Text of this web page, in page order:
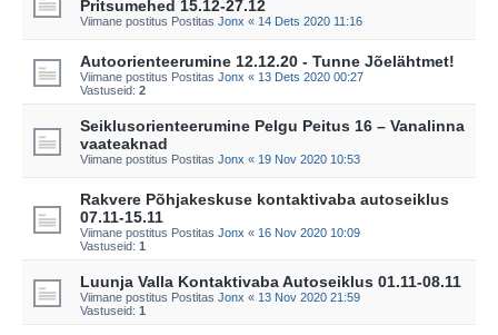
Pritsumehed 15.12-27.12
Viimane postitus Postitas Jonx « 14 Dets 2020 11:16
Autoorienteerumine 12.12.20 - Tunne Jõelähtmet!
Viimane postitus Postitas Jonx « 13 Dets 2020 00:27
Vastuseid: 2
Seiklusorienteerumine Pelgu Peitus 16 – Vanalinna
vaateaknad
Viimane postitus Postitas Jonx « 19 Nov 2020 10:53
Rakvere Põhjakeskuse kontaktivaba autoseiklus
07.11-15.11
Viimane postitus Postitas Jonx « 16 Nov 2020 10:09
Vastuseid: 1
Luunja Valla Kontaktivaba Autoseiklus 01.11-08.11
Viimane postitus Postitas Jonx « 13 Nov 2020 21:59
Vastuseid: 1